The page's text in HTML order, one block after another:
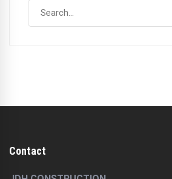
Search
Contact